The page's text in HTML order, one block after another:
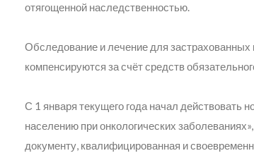
отягощенной наследственностью.
Обследование и лечение для
компенсируются за счёт средств
С 1 января текущего года начал действовать
населению при онкологических
документу, квалифицированная и